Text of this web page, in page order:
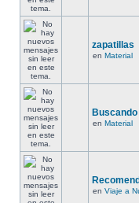
zapatillas
en Material
en Material
en Viaje a